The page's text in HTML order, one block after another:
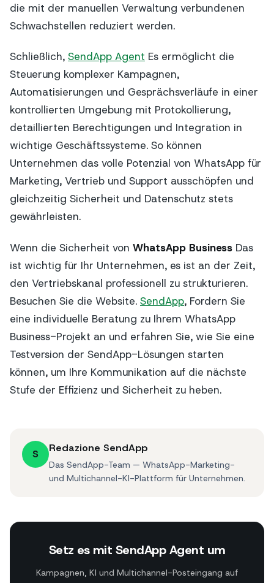
die mit der manuellen Verwaltung verbundenen
Schwachstellen reduziert werden.
Schließlich, SendApp Agent Es ermöglicht die
Steuerung komplexer Kampagnen,
Automatisierungen und Gesprächsverläufe in einer
kontrollierten Umgebung mit Protokollierung,
detaillierten Berechtigungen und Integration in
wichtige Geschäftssysteme. So können
Unternehmen das volle Potenzial von WhatsApp für
Marketing, Vertrieb und Support ausschöpfen und
gleichzeitig Sicherheit und Datenschutz stets
gewährleisten.
Wenn die Sicherheit von WhatsApp Business Das
ist wichtig für Ihr Unternehmen, es ist an der Zeit,
den Vertriebskanal professionell zu strukturieren.
Besuchen Sie die Website. SendApp, Fordern Sie
eine individuelle Beratung zu Ihrem WhatsApp
Business-Projekt an und erfahren Sie, wie Sie eine
Testversion der SendApp-Lösungen starten
können, um Ihre Kommunikation auf die nächste
Stufe der Effizienz und Sicherheit zu heben.
S Redazione SendApp
Das SendApp-Team — WhatsApp-Marketing-
und Multichannel-KI-Plattform für Unternehmen.
Setz es mit SendApp Agent um
Kampagnen, KI und Multichannel-Posteingang auf